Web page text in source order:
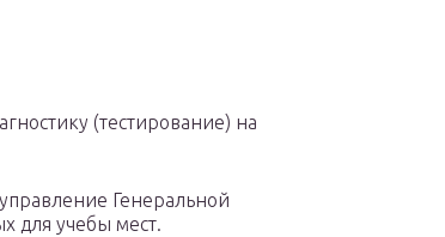
(тестирование) на
Генеральной
для учебы мест.